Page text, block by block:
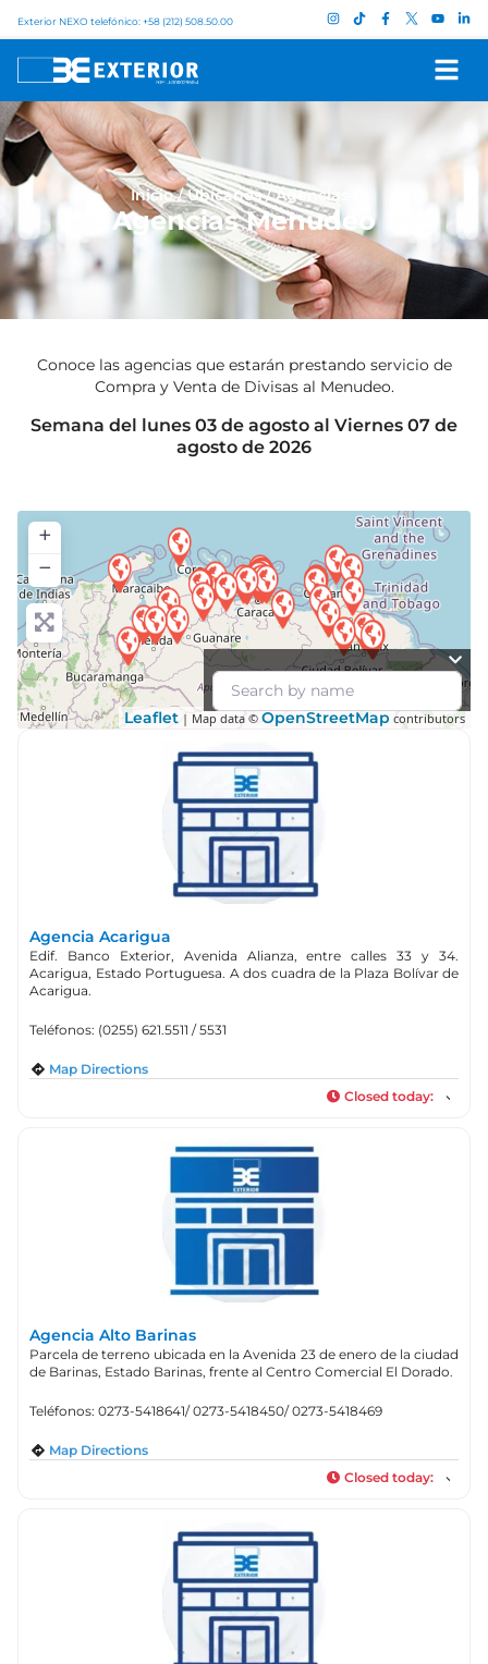
Exterior NEXO telefónico: +58 (212) 508.50.00
Inicio/Ubícanos/Agencias
Agencias Menudeo
Conoce las agencias que estarán prestando servicio de
Compra y Venta de Divisas al Menudeo.
Semana del lunes 03 de agosto al Viernes 07 de
agosto de 2026
Agencia Acarigua
Edif. Banco Exterior, Avenida Alianza, entre calles 33 y 34.
Acarigua, Estado Portuguesa. A dos cuadra de la Plaza Bolívar de
Acarigua.
Teléfonos: (0255) 621.5511 / 5531
Map Directions
Closed today:
Agencia Alto Barinas
Parcela de terreno ubicada en la Avenida 23 de enero de la ciudad
de Barinas, Estado Barinas, frente al Centro Comercial El Dorado.
Teléfonos: 0273-5418641/ 0273-5418450/ 0273-5418469
Map Directions
Closed today:
+
−
Leaflet | Map data © OpenStreetMap contributors